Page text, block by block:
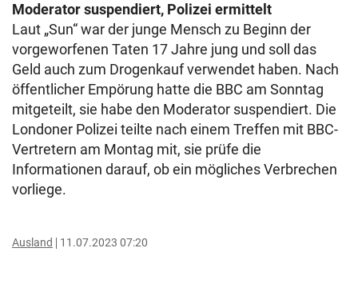
Moderator suspendiert, Polizei ermittelt
Laut „Sun“ war der junge Mensch zu Beginn der
vorgeworfenen Taten 17 Jahre jung und soll das
Geld auch zum Drogenkauf verwendet haben. Nach
öffentlicher Empörung hatte die BBC am Sonntag
mitgeteilt, sie habe den Moderator suspendiert. Die
Londoner Polizei teilte nach einem Treffen mit BBC-
Vertretern am Montag mit, sie prüfe die
Informationen darauf, ob ein mögliches Verbrechen
vorliege.
Ausland 11.07.2023 07:20